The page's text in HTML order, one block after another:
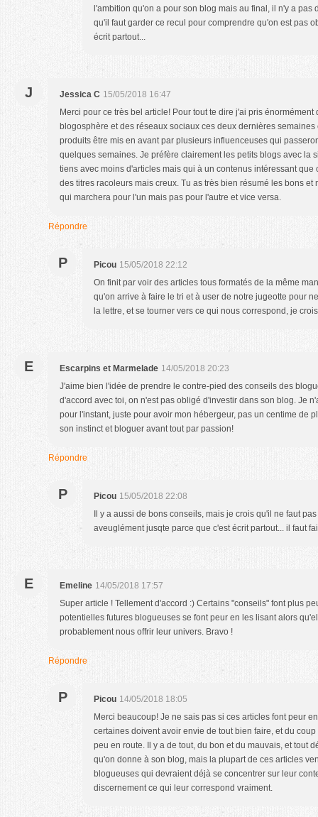
l'ambition qu'on a pour son blog mais au final, il n'y a pas
qu'il faut garder ce recul pour comprendre qu'on est pas
écrit partout...
J Jessica C 15/05/2018 16:47
Merci pour ce très bel article! Pour tout te dire j'ai pris énormément
blogosphère et des réseaux sociaux ces deux dernières
produits être mis en avant par plusieurs influenceuses qui
quelques semaines. Je préfère clairement les petits blogs avec la
tiens avec moins d'articles mais qui à un contenus intéressant que
des titres racoleurs mais creux. Tu as très bien résumé les bons
qui marchera pour l'un mais pas pour l'autre et vice versa.
Répondre
P Picou 15/05/2018 22:12
On finit par voir des articles tous formatés de la même
qu'on arrive à faire le tri et à user de notre jugeotte pour
la lettre, et se tourner vers ce qui nous correspond, je
E Escarpins et Marmelade 14/05/2018 20:23
J'aime bien l'idée de prendre le contre-pied des conseils des
d'accord avec toi, on n'est pas obligé d'investir dans son blog. Je
pour l'instant, juste pour avoir mon hébergeur, pas un centime de
son instinct et bloguer avant tout par passion!
Répondre
P Picou 15/05/2018 22:08
Il y a aussi de bons conseils, mais je crois qu'il ne faut
aveuglément jusqte parce que c'est écrit partout... il faut
E Emeline 14/05/2018 17:57
Super article ! Tellement d'accord :) Certains "conseils" font plus
potentielles futures blogueuses se font peur en les lisant alors
probablement nous offrir leur univers. Bravo !
Répondre
P Picou 14/05/2018 18:05
Merci beaucoup! Je ne sais pas si ces articles font peur
certaines doivent avoir envie de tout bien faire, et du
peu en route. Il y a de tout, du bon et du mauvais, et tout
qu'on donne à son blog, mais la plupart de ces articles
blogueuses qui devraient déjà se concentrer sur leur
discernement ce qui leur correspond vraiment.